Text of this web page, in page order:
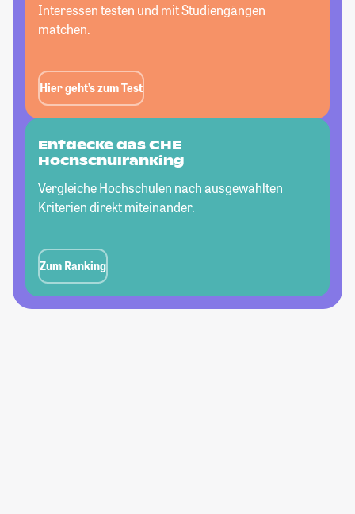
Interessen testen und mit Studiengängen
matchen.
Hier geht’s zum Test
Entdecke das CHE
Hochschulranking
Vergleiche Hochschulen nach ausgewählten
Kriterien direkt miteinander.
Zum Ranking